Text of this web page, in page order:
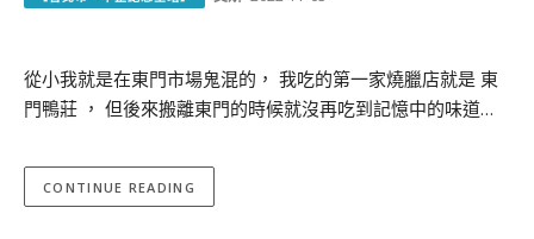
從小我就是在東門市場鬼混的， 我吃的第一家燒臘店就是 東
門鴨莊 ， 但後來搬離東門的時候就沒再吃到記憶中的味道…
CONTINUE READING